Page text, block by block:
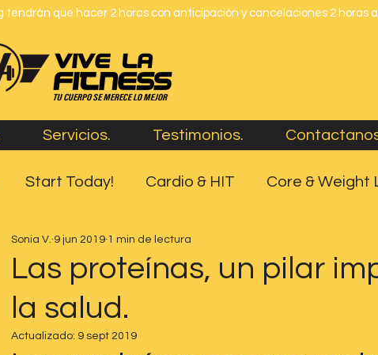
tendrán que hacer 2 horas con anticipación y cancelaciones 2 horas
Servicios. Testimonios.
Start Today! Cardio & HIT Core & Weight
Las proteínas, un pilar
la salud.
Sonia V. 9 jun 2019 1 min de lectura
Actualizado: 9 sept 2019